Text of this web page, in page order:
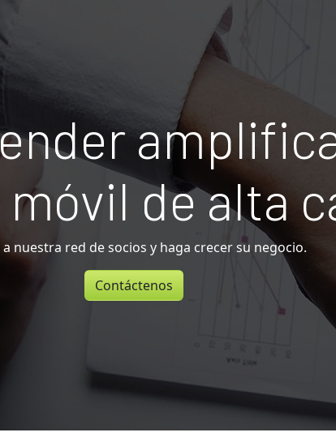
de alta
a nuestra red de socios y haga crecer su negocio.
Contáctenos